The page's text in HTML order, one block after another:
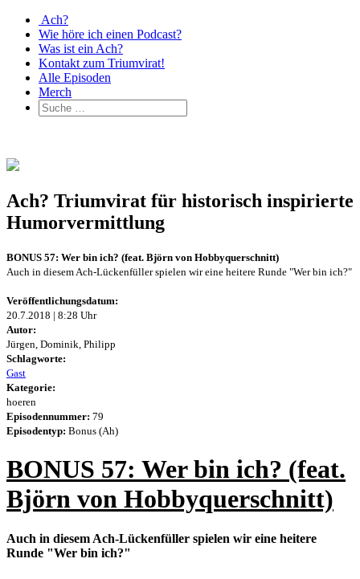
Ach?
Wie höre ich einen Podcast?
Was ist ein Ach?
Kontakt zum Triumvirat!
Alle Episoden
Merch
Ach? Triumvirat für historisch inspirierte
Humorvermittlung
BONUS 57: Wer bin ich? (feat. Björn von Hobbyquerschnitt)
Auch in diesem Ach-Lückenfüller spielen wir eine heitere Runde "Wer bin ich?"
Veröffentlichungsdatum:
20.7.2018 | 8:28 Uhr
Autor:
Jürgen, Dominik, Philipp
Schlagworte:
Gast
Kategorie:
hoeren
Episodennummer: 79
Episodentyp: Bonus (Ah)
BONUS 57: Wer bin ich? (feat.
Björn von Hobbyquerschnitt)
Auch in diesem Ach-Lückenfüller spielen wir eine heitere
Runde "Wer bin ich?"